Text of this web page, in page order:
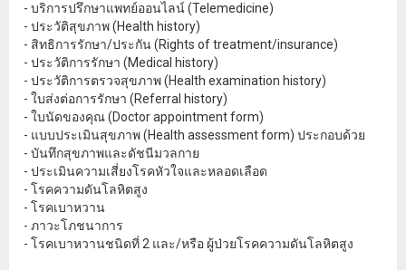
- บริการปรึกษาแพทย์ออนไลน์ (Telemedicine)
- ประวัติสุขภาพ (Health history)
- สิทธิการรักษา/ประกัน (Rights of treatment/insurance)
- ประวัติการรักษา (Medical history)
- ประวัติการตรวจสุขภาพ (Health examination history)
- ใบส่งต่อการรักษา (Referral history)
- ใบนัดของคุณ (Doctor appointment form)
- แบบประเมินสุขภาพ (Health assessment form) ประกอบด้วย
- บันทึกสุขภาพและดัชนีมวลกาย
- ประเมินความเสี่ยงโรคหัวใจและหลอดเลือด
- โรคความดันโลหิตสูง
- โรคเบาหวาน
- ภาวะโภชนาการ
- โรคเบาหวานชนิดที่ 2 และ/หรือ ผู้ป่วยโรคความดันโลหิตสูง